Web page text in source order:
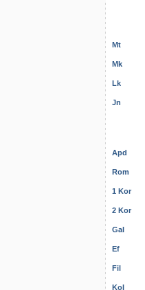
Mt
Mk
Lk
Jn
Apd
Rom
1 Kor
2 Kor
Gal
Ef
Fil
Kol